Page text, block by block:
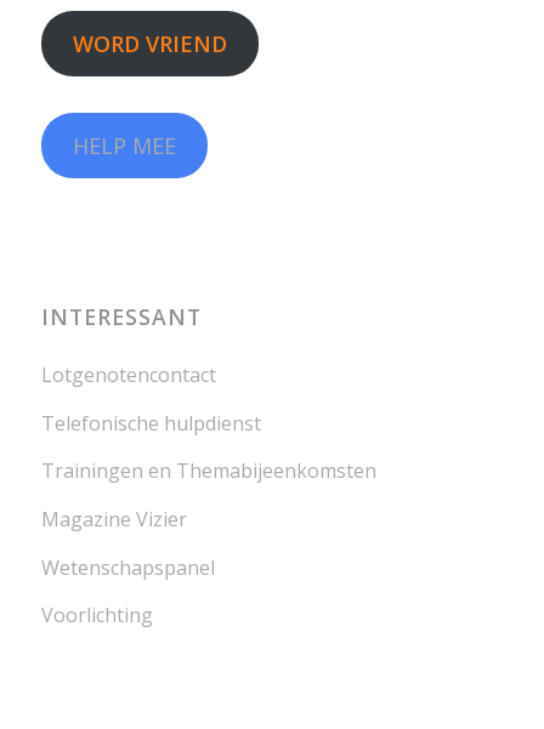
WORD VRIEND
HELP MEE
INTERESSANT
Lotgenotencontact
Telefonische hulpdienst
Trainingen en Themabijeenkomsten
Magazine Vizier
Wetenschapspanel
Voorlichting